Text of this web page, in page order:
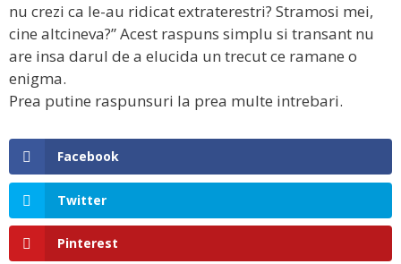
nu crezi ca le-au ridicat extraterestri? Stramosi mei,
cine altcineva?” Acest raspuns simplu si transant nu
are insa darul de a elucida un trecut ce ramane o
enigma.
Prea putine raspunsuri la prea multe intrebari.
Facebook
Twitter
Pinterest